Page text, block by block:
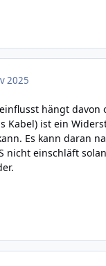
2025
hängt
ist ein
Es kann daran
nicht einschläft